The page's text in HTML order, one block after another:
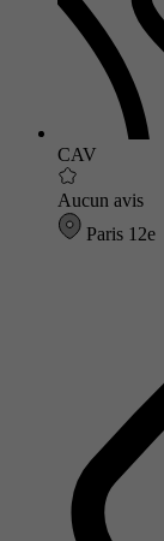
CAV
Aucun avis
Paris 12e